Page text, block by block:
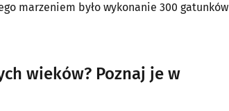
marzeniem było wykonanie 300 gatunków
wieków? Poznaj je w